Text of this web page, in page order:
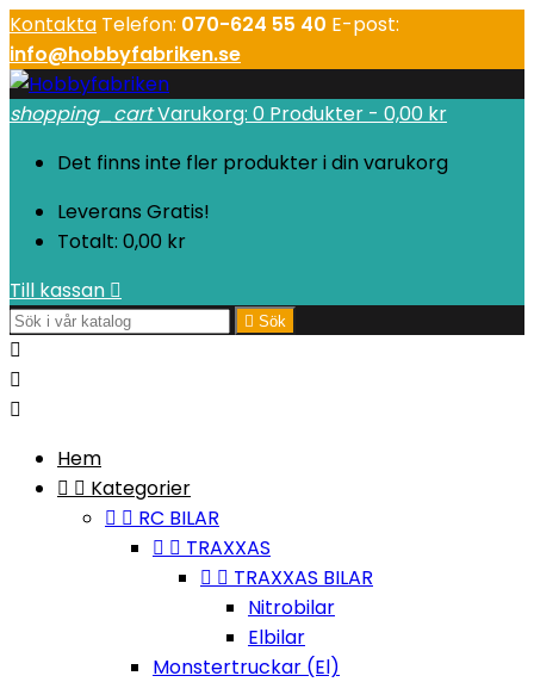
Kontakta Telefon: 070-624 55 40 E-post:
info@hobbyfabriken.se
shopping_cartVarukorg: 0 Produkter - 0,00 kr
Det finns inte fler produkter i din varukorg
Leverans Gratis!
Totalt: 0,00 kr
Till kassan 
 Sök



Hem
  Kategorier
  RC BILAR
  TRAXXAS
  TRAXXAS BILAR
Nitrobilar
Elbilar
Monstertruckar (El)